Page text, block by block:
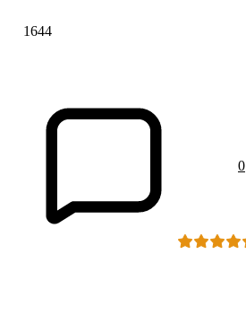
1644
0